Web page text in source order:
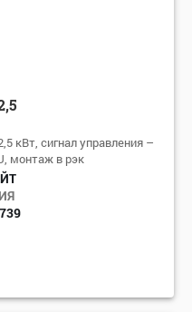
кВт, сигнал управления –
монтаж в рэк